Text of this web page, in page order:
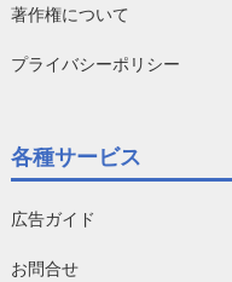
著作権について
プライバシーポリシー
各種サービス
広告ガイド
お問合せ